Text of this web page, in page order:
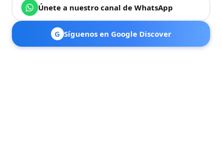
Únete a nuestro canal de WhatsApp
G Síguenos en Google Discover